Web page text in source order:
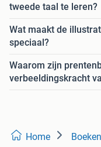
tweede taal te leren?
Wat maakt de
speciaal?
Waarom zijn
verbeeldingskracht
Home Boeken